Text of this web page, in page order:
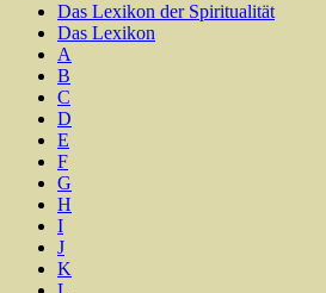
Das Lexikon der Spiritualität
Das Lexikon
A
B
C
D
E
F
G
H
I
J
K